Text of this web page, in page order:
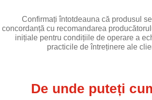
Confirmați întotdeauna că produsul
concordanță cu recomandarea
inițiale pentru condițiile de operare a
practicile de întreținere ale
De unde puteți